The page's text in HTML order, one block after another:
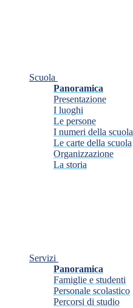
Scuola
Panoramica
Presentazione
I luoghi
Le persone
I numeri della scuola
Le carte della scuola
Organizzazione
La storia
Servizi
Panoramica
Famiglie e studenti
Personale scolastico
Percorsi di studio